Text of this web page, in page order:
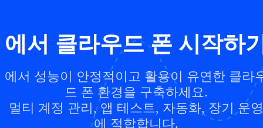
에서 클라우드 폰 시작하
에서 성능이 안정적이고 활용이 유연한 클라
드 폰 환경을 구축하세요.
멀티 계정 관리, 앱 테스트, 자동화, 장기 운영
에 적합합니다.